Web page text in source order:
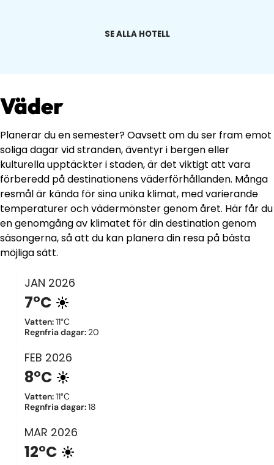
SE ALLA HOTELL
Väder
Planerar du en semester? Oavsett om du ser fram emot
soliga dagar vid stranden, äventyr i bergen eller
kulturella upptäckter i staden, är det viktigt att vara
förberedd på destinationens väderförhållanden. Många
resmål är kända för sina unika klimat, med varierande
temperaturer och vädermönster genom året. Här får du
en genomgång av klimatet för din destination genom
säsongerna, så att du kan planera din resa på bästa
möjliga sätt.
JAN 2026
7°C
Vatten:11°C
Regnfria dagar: 20
FEB 2026
8°C
Vatten:11°C
Regnfria dagar:18
MAR 2026
12°C